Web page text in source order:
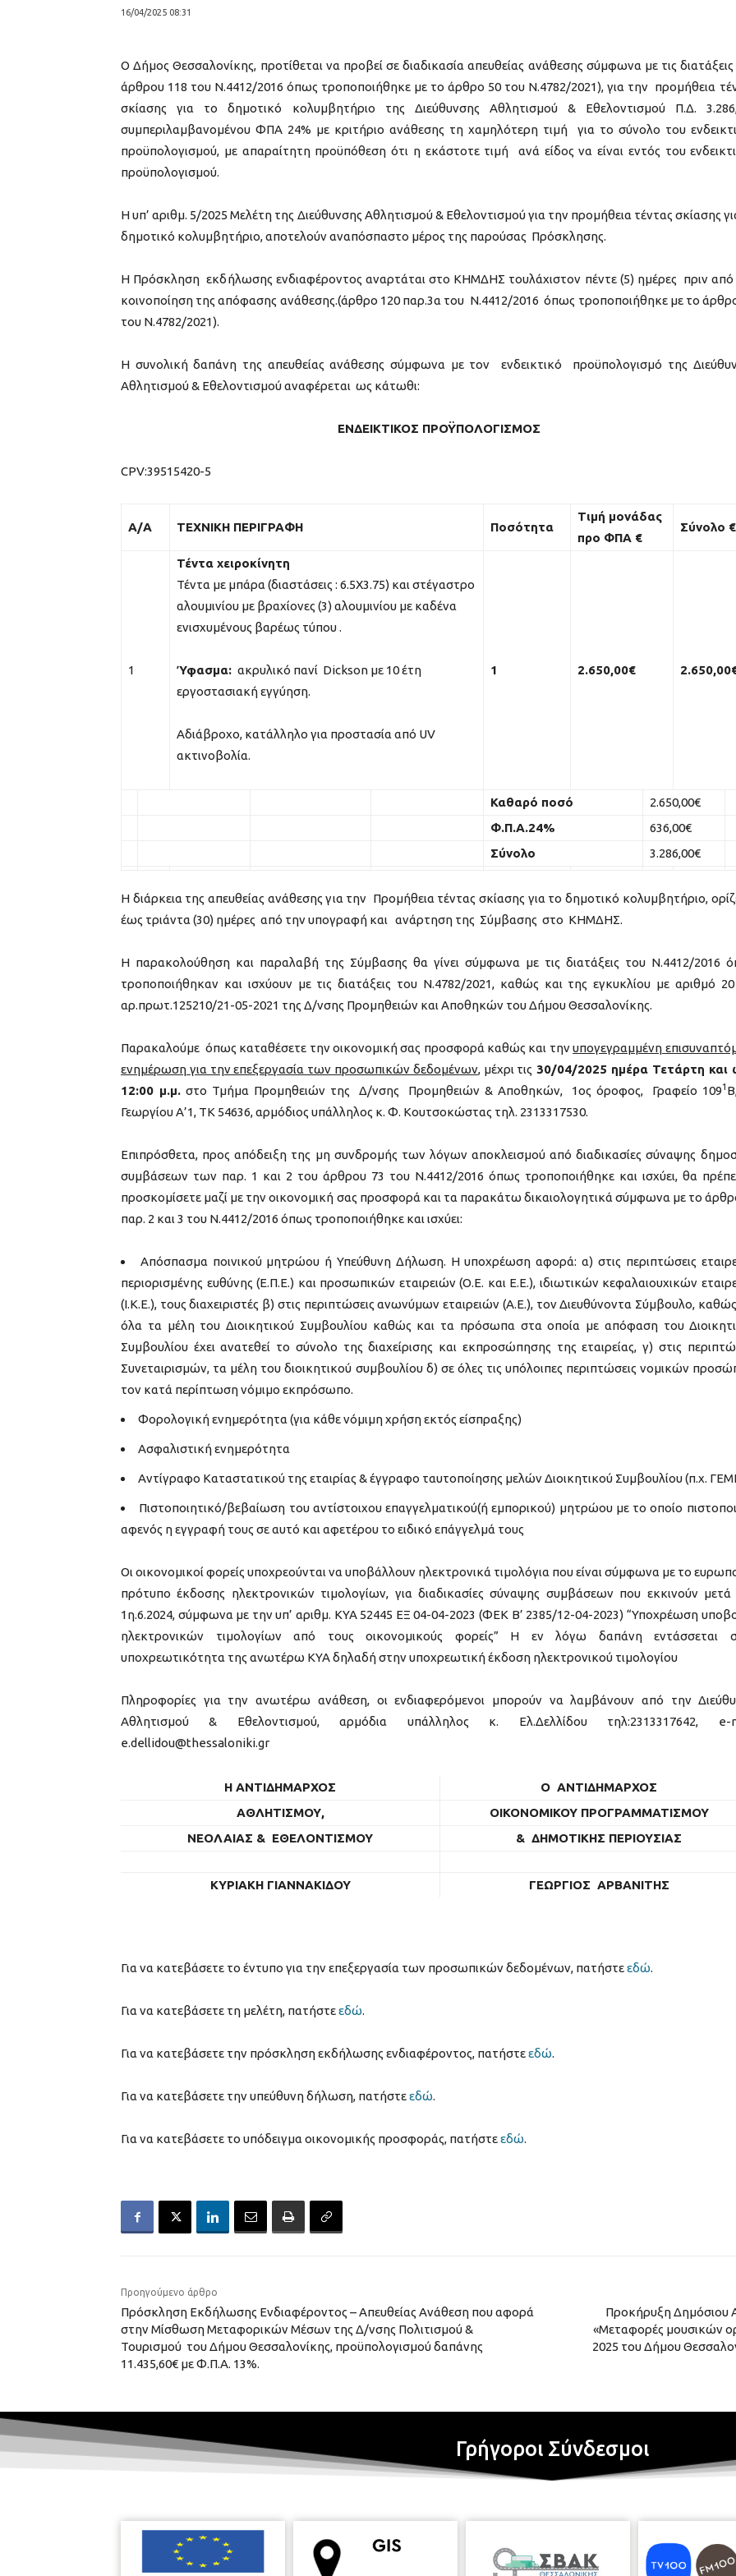
16/04/2025 08:31
Ο Δήμος Θεσσαλονίκης, προτίθεται να προβεί σε διαδικασία απευθείας ανάθεσης σύμφωνα με τις
άρθρου 118 του Ν.4412/2016 όπως τροποποιήθηκε με το άρθρο 50 του Ν.4782/2021), για την προμήθεια
σκίασης για το δημοτικό κολυμβητήριο της Διεύθυνσης Αθλητισμού & Εθελοντισμού Π.Δ.
συμπεριλαμβανομένου ΦΠΑ 24% με κριτήριο ανάθεσης τη χαμηλότερη τιμή για το σύνολο του
προϋπολογισμού, με απαραίτητη προϋπόθεση ότι η εκάστοτε τιμή ανά είδος να είναι εντός του
προϋπολογισμού.
Η υπ’ αριθμ. 5/2025 Μελέτη της Διεύθυνσης Αθλητισμού & Εθελοντισμού για την προμήθεια τέντας σκίασης
δημοτικό κολυμβητήριο, αποτελούν αναπόσπαστο μέρος της παρούσας Πρόσκλησης.
Η Πρόσκληση εκδήλωσης ενδιαφέροντος αναρτάται στο ΚΗΜΔΗΣ τουλάχιστον πέντε (5) ημέρες πριν από
κοινοποίηση της απόφασης ανάθεσης.(άρθρο 120 παρ.3α του Ν.4412/2016 όπως τροποποιήθηκε με το
του Ν.4782/2021).
Η συνολική δαπάνη της απευθείας ανάθεσης σύμφωνα με τον ενδεικτικό προϋπολογισμό της
Αθλητισμού & Εθελοντισμού αναφέρεται ως κάτωθι:
ΕΝΔΕΙΚΤΙΚΟΣ ΠΡΟΫΠΟΛΟΓΙΣΜΟΣ
CPV:39515420-5
Α/Α ΤΕΧΝΙΚΗ ΠΕΡΙΓΡΑΦΗ Ποσότητα
Τιμή μονάδας
προ ΦΠΑ €
Σύνολο €
1
Τέντα χειροκίνητη
Τέντα με μπάρα (διαστάσεις : 6.5Χ3.75) και στέγαστρο
αλουμινίου με βραχίονες (3) αλουμινίου με καδένα
ενισχυμένους βαρέως τύπου .
Ύφασμα: ακρυλικό πανί Dickson με 10 έτη
εργοστασιακή εγγύηση.
Αδιάβροχο, κατάλληλο για προστασία από UV
ακτινοβολία.
1 2.650,00€ 2.6
Καθαρό ποσό
2.650,00€
Φ.Π.Α.24%
636,00€
Σύνολο
3.286,00€
Η διάρκεια της απευθείας ανάθεσης για την Προμήθεια τέντας σκίασης για το δημοτικό κολυμβητήριο,
έως τριάντα (30) ημέρες από την υπογραφή και ανάρτηση της Σύμβασης στο ΚΗΜΔΗΣ.
Η παρακολούθηση και παραλαβή της Σύμβασης θα γίνει σύμφωνα με τις διατάξεις του Ν.4412/2016
τροποποιήθηκαν και ισχύουν με τις διατάξεις του Ν.4782/2021, καθώς και της εγκυκλίου με αριθμό
αρ.πρωτ.125210/21-05-2021 της Δ/νσης Προμηθειών και Αποθηκών του Δήμου Θεσσαλονίκης.
Παρακαλούμε όπως καταθέσετε την οικονομική σας προσφορά καθώς και τηνυπογεγραμμένη
ενημέρωση για την επεξεργασία των προσωπικών δεδομένων, μέχρι τις 30/04/2025 ημέρα Τετάρτη και
12:00 μ.μ.στο Τμήμα Προμηθειών της Δ/νσης Προμηθειών & Αποθηκών, 1ος όροφος, Γραφείο 1091
Γεωργίου Α’1, ΤΚ 54636, αρμόδιος υπάλληλος κ. Φ. Κουτσοκώστας τηλ. 2313317530.
Επιπρόσθετα, προς απόδειξη της μη συνδρομής των λόγων αποκλεισμού από διαδικασίες σύναψης
συμβάσεων των παρ. 1 και 2 του άρθρου 73 του Ν.4412/2016 όπως τροποποιήθηκε και ισχύει, θα
προσκομίσετε μαζί με την οικονομική σας προσφορά και τα παρακάτω δικαιολογητικά σύμφωνα με το
παρ. 2 και 3 του Ν.4412/2016 όπως τροποποιήθηκε και ισχύει:
Απόσπασμα ποινικού μητρώου ή Υπεύθυνη Δήλωση. Η υποχρέωση αφορά: α) στις περιπτώσεις
περιορισμένης ευθύνης (Ε.Π.Ε.) και προσωπικών εταιρειών (Ο.Ε. και Ε.Ε.), ιδιωτικών κεφαλαιουχικών
(Ι.Κ.Ε.), τους διαχειριστές β) στις περιπτώσεις ανωνύμων εταιρειών (Α.Ε.), τον Διευθύνοντα Σύμβουλο,
όλα τα μέλη του Διοικητικού Συμβουλίου καθώς και τα πρόσωπα στα οποία με απόφαση του
Συμβουλίου έχει ανατεθεί το σύνολο της διαχείρισης και εκπροσώπησης της εταιρείας, γ) στις
Συνεταιρισμών, τα μέλη του διοικητικού συμβουλίου δ) σε όλες τις υπόλοιπες περιπτώσεις νομικών
τον κατά περίπτωση νόμιμο εκπρόσωπο.
Φορολογική ενημερότητα (για κάθε νόμιμη χρήση εκτός είσπραξης)
Ασφαλιστική ενημερότητα
Αντίγραφο Καταστατικού της εταιρίας & έγγραφο ταυτοποίησης μελών Διοικητικού Συμβουλίου (π.χ.
Πιστοποιητικό/βεβαίωση του αντίστοιχου επαγγελματικού(ή εμπορικού) μητρώου με το οποίο
αφενός η εγγραφή τους σε αυτό και αφετέρου το ειδικό επάγγελμά τους
Οι οικονομικοί φορείς υποχρεούνται να υποβάλλουν ηλεκτρονικά τιμολόγια που είναι σύμφωνα με το
πρότυπο έκδοσης ηλεκτρονικών τιμολογίων, για διαδικασίες σύναψης συμβάσεων που εκκινούν μετά
1η.6.2024, σύμφωνα με την υπ’ αριθμ. ΚΥΑ 52445 ΕΞ 04-04-2023 (ΦΕΚ Β’ 2385/12-04-2023) “Υποχρέωση
ηλεκτρονικών τιμολογίων από τους οικονομικούς φορείς” Η εν λόγω δαπάνη εντάσσεται
υποχρεωτικότητα της ανωτέρω ΚΥΑ δηλαδή στην υποχρεωτική έκδοση ηλεκτρονικού τιμολογίου
Πληροφορίες για την ανωτέρω ανάθεση, οι ενδιαφερόμενοι μπορούν να λαμβάνουν από την
Αθλητισμού & Εθελοντισμού, αρμόδια υπάλληλος κ. Ελ.Δελλίδου τηλ:2313317642, e-
e.dellidou@thessaloniki.gr
Η ΑΝΤΙΔΗΜΑΡΧΟΣ
Ο ΑΝΤΙΔΗΜΑΡΧΟΣ
ΑΘΛΗΤΙΣΜΟΥ,
ΟΙΚΟΝΟΜΙΚΟΥ ΠΡΟΓΡΑΜΜΑΤΙΣΜΟΥ
ΝΕΟΛΑΙΑΣ & ΕΘΕΛΟΝΤΙΣΜΟΥ
& ΔΗΜΟΤΙΚΗΣ ΠΕΡΙΟΥΣΙΑΣ
ΚΥΡΙΑΚΗ ΓΙΑΝΝΑΚΙΔΟΥ ΓΕΩΡΓΙΟΣ ΑΡΒΑΝΙΤΗΣ
Για να κατεβάσετε το έντυπο για την επεξεργασία των προσωπικών δεδομένων, πατήστεεδώ.
Για να κατεβάσετε τη μελέτη, πατήστεεδώ.
Για να κατεβάσετε την πρόσκληση εκδήλωσης ενδιαφέροντος, πατήστεεδώ.
Για να κατεβάσετε την υπεύθυνη δήλωση, πατήστεεδώ.
Για να κατεβάσετε το υπόδειγμα οικονομικής προσφοράς, πατήστεεδώ.
Προηγούμενο άρθρο
Πρόσκληση Εκδήλωσης Ενδιαφέροντος – Απευθείας Ανάθεση που αφορά
στην Μίσθωση Μεταφορικών Μέσων της Δ/νσης Πολιτισμού &
Τουρισμού του Δήμου Θεσσαλονίκης, προϋπολογισμού δαπάνης
11.435,60€ με Φ.Π.Α. 13%.
Προκήρυξη Δημόσιου
«Μεταφορές μουσικών
2025 του Δήμου
Γρήγοροι Σύνδεσμοι